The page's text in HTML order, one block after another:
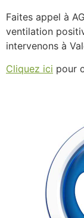
Faites appel à
ventilation
intervenons à
Cliquez ici pour